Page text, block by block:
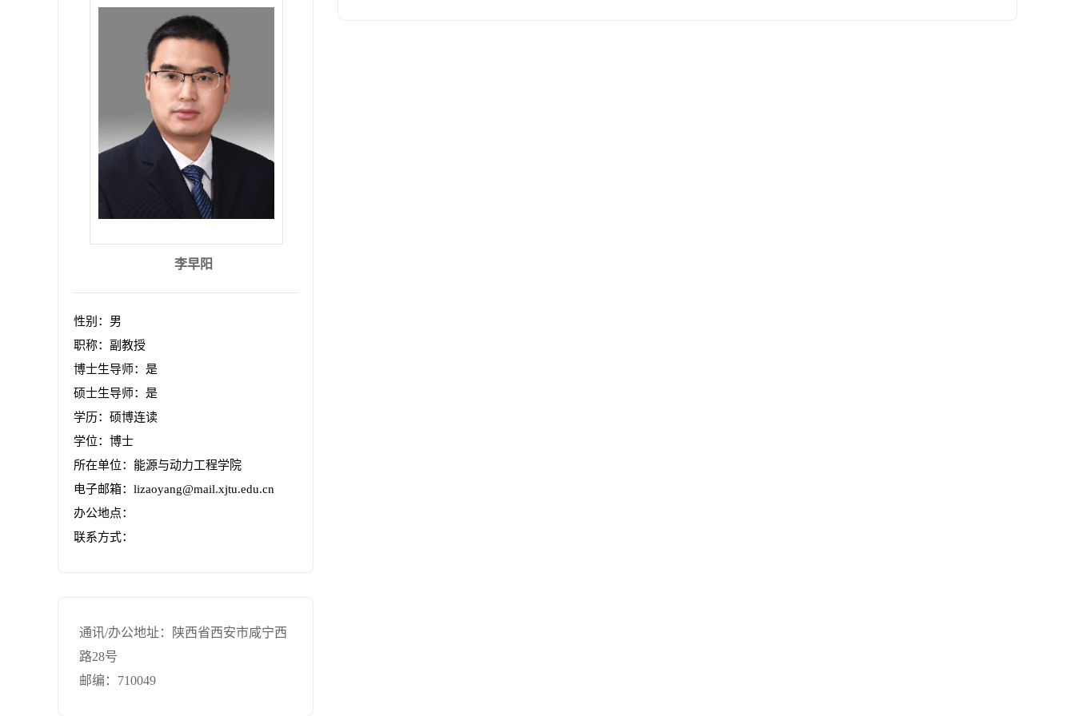
李早阳
性别：男
职称：副教授
博士生导师：是
硕士生导师：是
学历：硕博连读
学位：博士
所在单位：能源与动力工程学院
电子邮箱： lizaoyang@mail.xjtu.edu.cn
办公地点：
联系方式：
通讯/办公地址：
陕西省西安市咸宁西
路28号
邮编： 710049